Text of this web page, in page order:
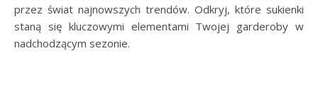
przez świat najnowszych trendów. Odkryj, które sukienki
staną się kluczowymi elementami Twojej garderoby w
nadchodzącym sezonie.